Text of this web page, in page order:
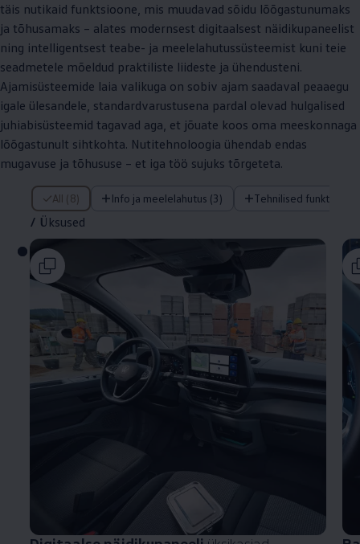
täis nutikaid funktsioone, mis muudavad sõidu lõõgastunumaks
ja tõhusamaks – alates modernsest digitaalsest näidikupaneelist
ning intelligentsest teabe- ja meelelahutussüsteemist kuni teie
seadmetele mõeldud praktiliste liideste ja ühendusteni.
Ajamisüsteemide laia valikuga on sobiv ajam saadaval peaaegu
igale ülesandele, standardvarustusena pardal olevad hulgalised
juhiabisüsteemid tagavad aga, et jõuate koos oma meeskonnaga
lõõgastunult sihtkohta. Nutitehnoloogia ühendab endas
mugavuse ja tõhususe – et iga töö sujuks tõrgeteta.
All (8) Info ja meelelahutus (3) Tehnilised
/ Üksused
/ Üksused